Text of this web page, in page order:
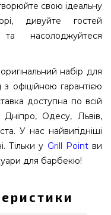
свою ідеальну
дивуйте гостей
насолоджуйтеся
набір для
офіційною гарантією
доступна по всій
Дніпро, Одесу, Львів,
У нас найвигідніші
Тільки у Grill Pointви
для барбекю!